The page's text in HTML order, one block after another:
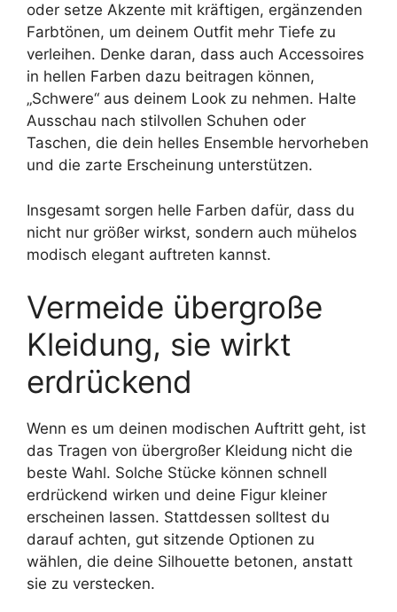
oder setze Akzente mit kräftigen, ergänzenden
Farbtönen, um deinem Outfit mehr Tiefe zu
verleihen. Denke daran, dass auch Accessoires
in hellen Farben dazu beitragen können,
„Schwere“ aus deinem Look zu nehmen. Halte
Ausschau nach stilvollen Schuhen oder
Taschen, die dein helles Ensemble hervorheben
und die zarte Erscheinung unterstützen.
Insgesamt sorgen helle Farben dafür, dass du
nicht nur größer wirkst, sondern auch mühelos
modisch elegant auftreten kannst.
Vermeide übergroße
Kleidung, sie wirkt
erdrückend
Wenn es um deinen modischen Auftritt geht, ist
das Tragen von übergroßer Kleidung nicht die
beste Wahl. Solche Stücke können schnell
erdrückend wirken und deine Figur kleiner
erscheinen lassen. Stattdessen solltest du
darauf achten, gut sitzende Optionen zu
wählen, die deine Silhouette betonen, anstatt
sie zu verstecken.